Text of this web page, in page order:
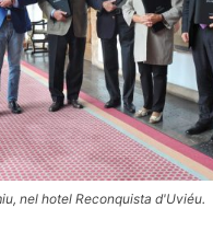
nel hotel Reconquista d'Uviéu.